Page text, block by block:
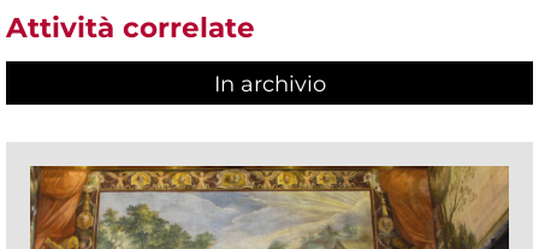
Attività correlate
In archivio